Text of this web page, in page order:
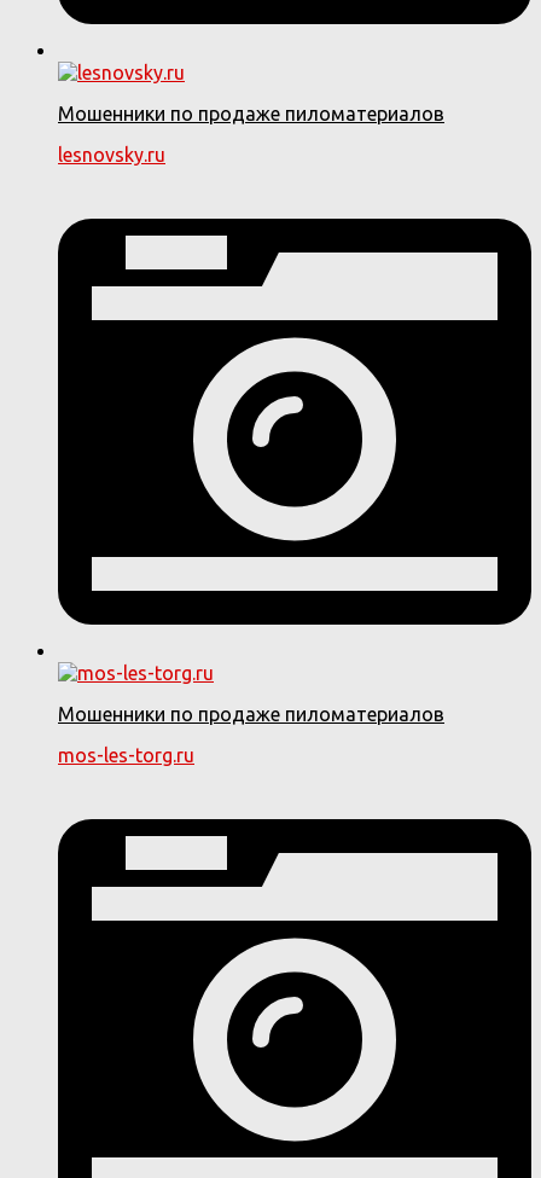
Мошенники по продаже пиломатериалов
lesnovsky.ru
Мошенники по продаже пиломатериалов
mos-les-torg.ru